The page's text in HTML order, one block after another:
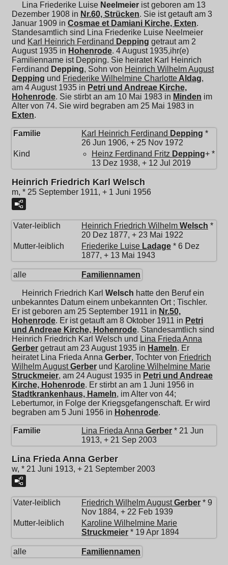
Lina Friederike Luise Neelmeier ist geboren am 13
Dezember 1908 in Nr.60, Strücken. Sie ist getauft am 3
Januar 1909 in Cosmae et Damiani Kirche, Exten.
Standesamtlich sind Lina Friederike Luise Neelmeier
und Karl Heinrich Ferdinand Depping getraut am 2
August 1935 in Hohenrode. 4 August 1935,ihr(e)
Familienname ist Depping. Sie heiratet Karl Heinrich
Ferdinand Depping, Sohn von Heinrich Wilhelm August
Depping und Friederike Wilhelmine Charlotte Aldag,
am 4 August 1935 in Petri und Andreae Kirche,
Hohenrode. Sie stirbt an am 10 Mai 1983 in Minden im
Alter von 74. Sie wird begraben am 25 Mai 1983 in
Exten.
Familie Karl Heinrich Ferdinand Depping *
26 Jun 1906, + 25 Nov 1972
Kind
Heinz Ferdinand Fritz Depping+ *
13 Dez 1938, + 12 Jul 2019
Heinrich Friedrich Karl Welsch
m, * 25 September 1911, + 1 Juni 1956
Vater-leiblich Heinrich Friedrich Wilhelm Welsch *
20 Dez 1877, + 23 Mai 1922
Mutter-leiblich
Friederike Luise Ladage * 6 Dez
1877, + 13 Mai 1943
alle Familiennamen
Heinrich Friedrich Karl Welsch hatte den Beruf ein
unbekanntes Datum einem unbekannten Ort ; Tischler.
Er ist geboren am 25 September 1911 in Nr.50,
Hohenrode. Er ist getauft am 8 Oktober 1911 in Petri
und Andreae Kirche, Hohenrode. Standesamtlich sind
Heinrich Friedrich Karl Welsch und Lina Frieda Anna
Gerber getraut am 23 August 1935 in Hameln. Er
heiratet Lina Frieda Anna Gerber, Tochter von Friedrich
Wilhelm August Gerber und Karoline Wilhelmine Marie
Struckmeier, am 24 August 1935 in Petri und Andreae
Kirche, Hohenrode. Er stirbt an am 1 Juni 1956 in
Stadtkrankenhaus, Hameln, im Alter von 44;
Lebertumor, in Folge der Kriegsgefangenschaft. Er wird
begraben am 5 Juni 1956 in Hohenrode.
Familie Lina Frieda Anna Gerber * 21 Jun
1913, + 21 Sep 2003
Lina Frieda Anna Gerber
w, * 21 Juni 1913, + 21 September 2003
Vater-leiblich Friedrich Wilhelm August Gerber * 9
Nov 1884, + 22 Feb 1939
Mutter-leiblich
Karoline Wilhelmine Marie
Struckmeier * 19 Apr 1894
alle Familiennamen